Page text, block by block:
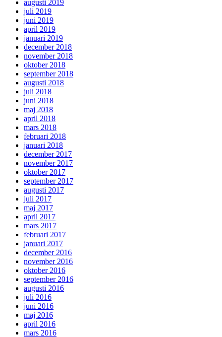
augusti 2019
juli 2019
juni 2019
april 2019
januari 2019
december 2018
november 2018
oktober 2018
september 2018
augusti 2018
juli 2018
juni 2018
maj 2018
april 2018
mars 2018
februari 2018
januari 2018
december 2017
november 2017
oktober 2017
september 2017
augusti 2017
juli 2017
maj 2017
april 2017
mars 2017
februari 2017
januari 2017
december 2016
november 2016
oktober 2016
september 2016
augusti 2016
juli 2016
juni 2016
maj 2016
april 2016
mars 2016